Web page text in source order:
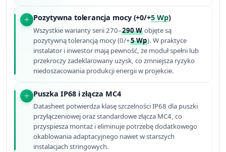
Pozytywna tolerancja mocy (+0/+5 Wp)
Wszystkie warianty serii 270–290 W objęte są
pozytywną tolerancją mocy (0/+5 Wp). W praktyce
instalator i inwestor mają pewność, że moduł spełni lub
przekroczy zadeklarowany uzysk, co zmniejsza ryzyko
niedoszacowania produkcji energii w projekcie.
Puszka IP68 i złącza MC4
Datasheet potwierdza klasę szczelności IP68 dla puszki
przyłączeniowej oraz standardowe złącza MC4, co
przyspiesza montaż i eliminuje potrzebę dodatkowego
okablowania adaptacyjnego nawet w starszych
instalacjach stringowych.